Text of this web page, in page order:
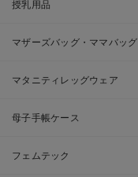
授乳用品
マザーズバッグ・ママバッグ
マタニティレッグウェア
母子手帳ケース
フェムテック